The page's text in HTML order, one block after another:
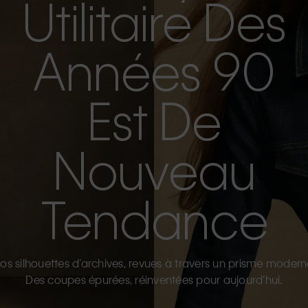
Utilitaire Des
Années 90
Est De
Nouveau
Tendance
silhouettes d’archives, revues à travers un prisme
Des coupes épurées, réinventées pour aujourd’hui.